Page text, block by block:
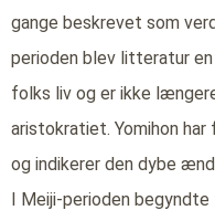
gange beskrevet som
perioden blev litteratur
folks liv og er ikke
aristokratiet. Yomihon
og indikerer den dybe
I Meiji-perioden